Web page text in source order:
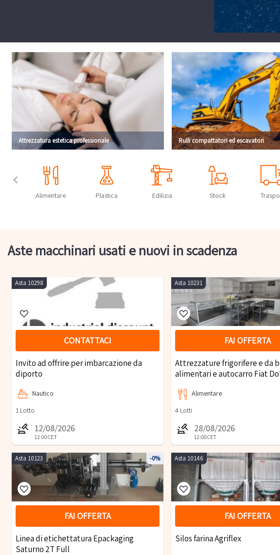
Attrezzatura estetica professionale Rulli compattatori ed escavatori
Alimentare Plastica Edilizia Stock
Aste macchinari usati e nuovi in scadenza
Asta 10298
CONTATTACI
Invito ad offrire per imbarcazione da
diporto
Nautico
1 Lotto
12/08/2026
12:00CET
Asta 10231
FAI OFFERTA
Attrezzature frigorifere e da
alimentari e autocarro Fiat
Alimentare
4 Lotti
28/08/2026
12:00CET
Asta 10123 -0%
FAI OFFERTA
Linea di etichettatura Epackaging
Saturno 2T Full
Asta 10146
FAI OFFERTA
Silos farina Agriflex